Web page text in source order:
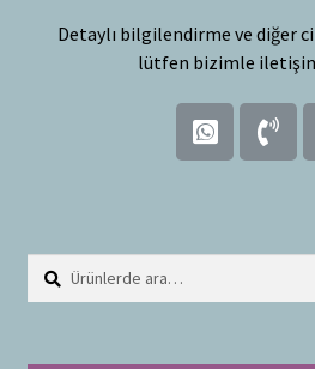
Detaylı bilgilendirme ve diğer
lütfen bizimle